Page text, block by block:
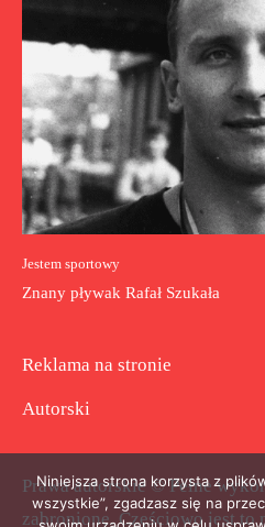
Jestem sportowy
Znany pływak Rafał Szukała
Reklama na stronie
Autorski
Prawa autorskie © Pełne
zabronione. Częściowo jest to
Niniejsza strona korzysta z
wszystkie”, zgadzasz się na